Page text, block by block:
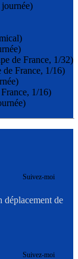
de France, 1/32)
de France, 1/16)
1/16)
Suivez-moi
déplacement de
Suivez-moi